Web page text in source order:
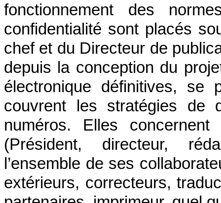
fonctionnement des
confidentialité sont placés
chef et du Directeur de
depuis la conception du
électronique définitives, se
couvrent les stratégies de
numéros. Elles
(Président, directeur,
l’ensemble de ses
extérieurs, correcteurs,